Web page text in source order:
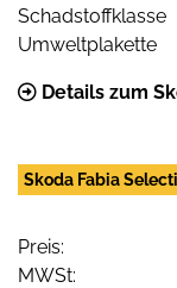
Schadstoffklasse
Umweltplakette
Details zum
Skoda Fabia
Preis:
MWSt: